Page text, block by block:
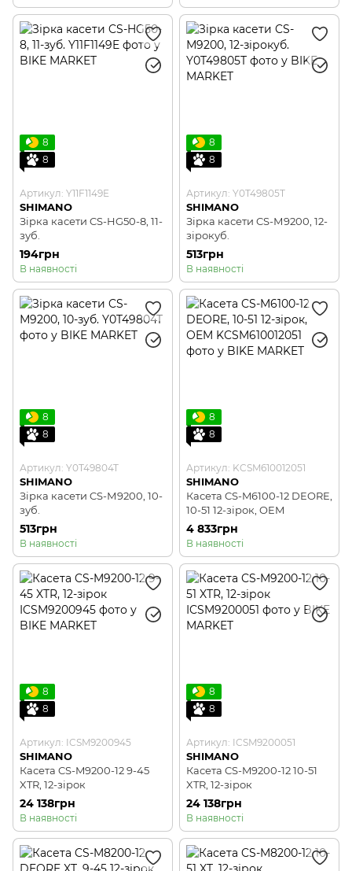
8
8
Артикул: Y11F1149E
SHIMANO
Зірка касети CS-HG50-8, 11-
зуб.
194грн
В наявності
8
8
Артикул: Y0T49805T
SHIMANO
Зірка касети CS-М9200, 12-
зірокуб.
513грн
В наявності
8
8
Артикул: Y0T49804T
SHIMANO
Зірка касети CS-М9200, 10-
зуб.
513грн
В наявності
8
8
Артикул: KCSM610012051
SHIMANO
Касета CS-M6100-12 DEORE,
10-51 12-зірок, OEM
4 833грн
В наявності
8
8
Артикул: ICSM9200945
SHIMANO
Касета CS-M9200-12 9-45
XTR, 12-зірок
24 138грн
В наявності
8
8
Артикул: ICSM9200051
SHIMANO
Касета CS-M9200-12 10-51
XTR, 12-зірок
24 138грн
В наявності